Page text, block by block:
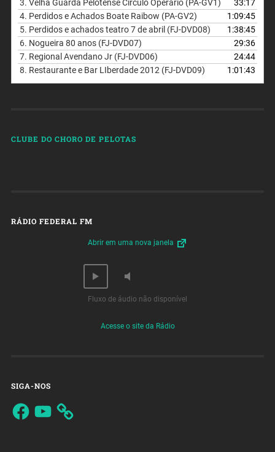
3. Velha Guarda Pelotense Circulo Operário (PA-GV1)
33:17
4. Perdidos e Achados Boate Raibow (PA-GV2)
1:09:45
5. Perdidos e achados teatro 7 de abril (FJ-DVD08)
1:38:45
6. Nogueira 80 anos (FJ-DVD07)
29:36
7. Regional Avendano Jr (FJ-DVD06)
24:44
8. Restaurante e Bar LIberdade 2012 (FJ-DVD09) 1:01:43
CLUBE DO CHORO DE PELOTAS
RÁDIO FEDERAL FM
Abrir em uma nova janela
Fluxo de áudio não disponível
Acesse o site da Rádio
SIGA-NOS